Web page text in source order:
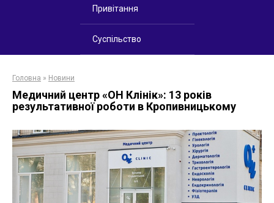
Привітання
Суспільство
Головна » Новини
Медичний центр «ОН Клінік»: 13 років
результативної роботи в Кропивницькому